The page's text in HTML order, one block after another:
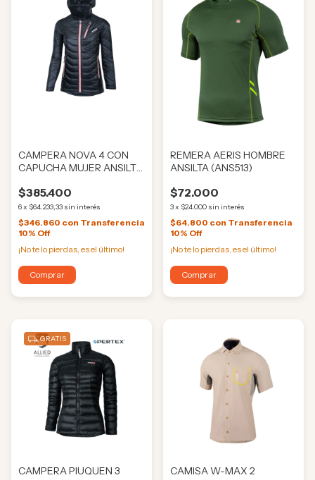
CAMPERA NOVA 4 CON
CAPUCHA MUJER ANSILTA
$385.400
6x $64.233,33 sin interés
$346.860 con Transferencia
10% Off
¡No te lo pierdas, es el último!
Comprar
REMERA AERIS HOMBRE
ANSILTA (ANS513)
$72.000
3x $24.000 sin interés
$64.800 con Transferencia
10% Off
¡No te lo pierdas, es el último!
Comprar
GRATIS
CAMPERA PIUQUEN 3
CAMISA W-MAX 2